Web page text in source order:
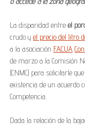
La disparidad entre el
crudo y el precio del litro
a la asociación FACUA
de marzo a la Comisión
(CNMC) para solicitarle
existencia de un acuerdo
Competencia.
Dada la relación de la